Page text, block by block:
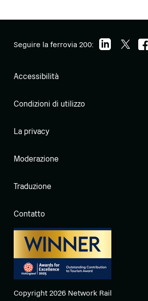
Seguire la ferrovia 200:
Accessibilità
Condizioni di utilizzo
La privacy
Moderazione
Traduzione
Contatto
Copyright 2026 Network Rail